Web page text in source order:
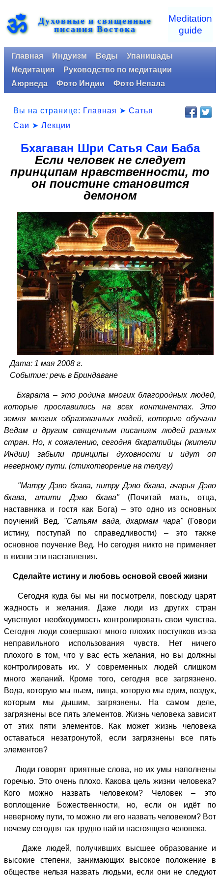
ॐ Духовные и священные
писания Востока
Meditation
guide
Главная Индуизм Веды
Упанишады
Медитация
Руководство по медитации
Аюрведа
Фото Индии Фото Непала
Вы на странице: Главная ➤ Сатья
Саи ➤ Лекции
Бхагаван Шри Сатья Саи Баба
Если человек не следует
принципам нравственности, то
он поистине становится
демоном
Дата: 1 мая 2008 г.
Событие: речь в Бриндаване
Бхарата – это родина многих благородных людей,
которые прославились на всех континентах. Это
земля многих образованных людей, которые обучали
Ведам и другим священным писаниям людей разных
стран. Но, к сожалению, сегодня бхаратийцы (жители
Индии) забыли принципы духовности и идут оп
неверному пути. (стихотворение на телугу)
"Матру Дэво бхава, питру Дэво бхава, ачарья Дэво
бхава, атити Дэво бхава"(Почитай мать, отца,
наставника и гостя как Бога) – это одно из основных
поучений Вед. "Сатьям вада, дхармам чара"(Говори
истину, поступай по справедливости) – это также
основное поучение Вед. Но сегодня никто не применяет
в жизни эти наставления.
Сделайте истину и любовь основой своей жизни
Сегодня куда бы мы ни посмотрели, повсюду царят
жадность и желания. Даже люди из других стран
чувствуют необходимость контролировать свои чувства.
Сегодня люди совершают много плохих поступков из-за
неправильного использования чувств. Нет ничего
плохого в том, что у вас есть желания, но вы должны
контролировать их. У современных людей слишком
много желаний. Кроме того, сегодня все загрязнено.
Вода, которую мы пьем, пища, которую мы едим, воздух,
которым мы дышим, загрязнены. На самом деле,
загрязнены все пять элементов. Жизнь человека зависит
от этих пяти элементов. Как может жизнь человека
оставаться незатронутой, если загрязнены все пять
элементов?
Люди говорят приятные слова, но их умы наполнены
горечью. Это очень плохо. Какова цель жизни человека?
Кого можно назвать человеком? Человек – это
воплощение Божественности, но, если он идёт по
неверному пути, то можно ли его назвать человеком? Вот
почему сегодня так трудно найти настоящего человека.
Даже людей, получивших высшее образование и
высокие степени, занимающих высокое положение в
обществе нельзя назвать людьми, если они не следуют